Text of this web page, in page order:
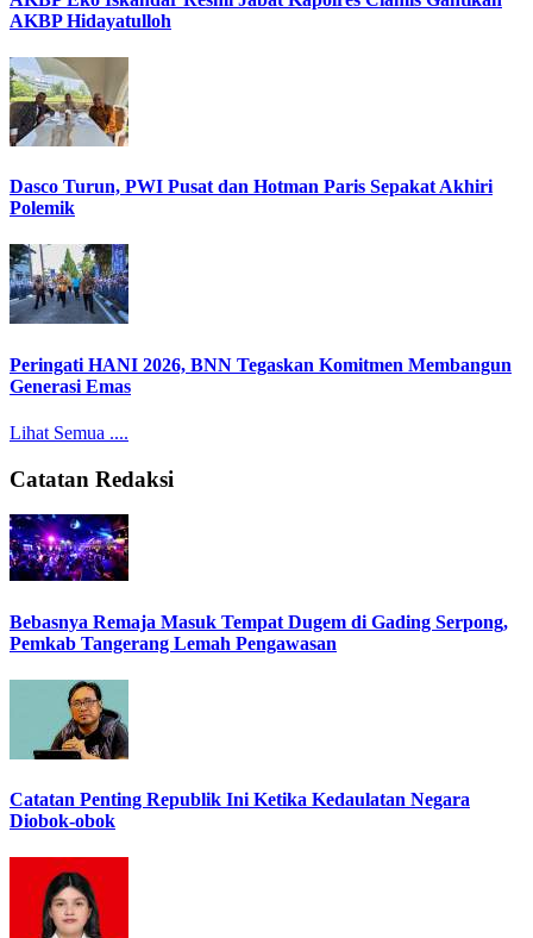
AKBP Hidayatulloh
Dasco Turun, PWI Pusat dan Hotman Paris Sepakat Akhiri
Polemik
Peringati HANI 2026, BNN Tegaskan Komitmen Membangun
Generasi Emas
Lihat Semua ....
Catatan Redaksi
Bebasnya Remaja Masuk Tempat Dugem di Gading Serpong,
Pemkab Tangerang Lemah Pengawasan
Catatan Penting Republik Ini Ketika Kedaulatan Negara
Diobok-obok